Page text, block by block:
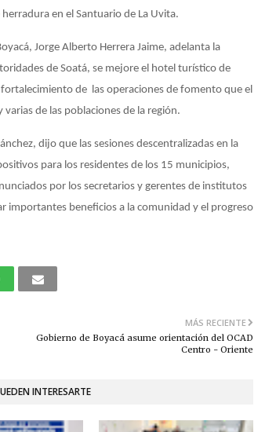
en el Santuario de La Uvita.
Jorge Alberto Herrera Jaime, adelanta la
de Soatá, se mejore el hotel turístico de
de las operaciones de fomento que el
de las poblaciones de la región.
dijo que las sesiones descentralizadas en la
para los residentes de los 15 municipios,
por los secretarios y gerentes de institutos
importantes beneficios a la comunidad y el progreso
MÁS RECIENTE
Gobierno de Boyacá asume orientación del OCAD
Centro - Oriente
INTERESARTE